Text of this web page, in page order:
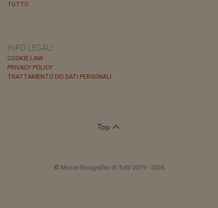
TUTTO
INFO LEGALI
COOKIE LAW
PRIVACY POLICY
TRATTAMENTO DEI DATI PERSONALI
Top
© Musei Etnografici di Tutti 2019 - 2026